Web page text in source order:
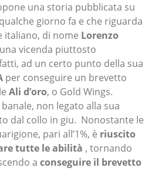
una storia pubblicata su
giorno fa e che riguarda
italiano, di nome Lorenzo
vicenda piuttosto
ad un certo punto della sua
per conseguire un brevetto
Ali d’oro, o Gold Wings.
banale, non legato alla sua
dal collo in giu. Nonostante le
pari all’1%, è riuscito
tutte le abilità , tornando
a conseguire il brevetto